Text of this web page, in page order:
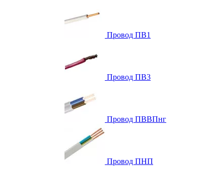
Провод ПВ1
Провод ПВ3
Провод ПВВПнг
Провод ПНП